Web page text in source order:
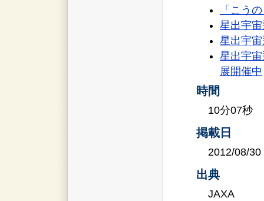
「こう
星出宇
星出宇
星出宇
展開催中
時間
10分07秒
掲載日
2012/08/30
出典
JAXA